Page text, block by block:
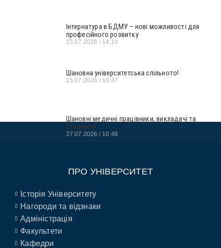
Інтернатура в БДМУ – нові можливості для
професійного розвитку
15.07.2026 14:10
Шановна університетська спільното!
15.07.2026 10:47
Шановні медичні працівники, викладачі та
студенти!
27.07.2026 10:48
ПРО УНІВЕРСИТЕТ
Історія Університету
Нагороди та відзнаки
Адміністрація
Факультети
Кафедри